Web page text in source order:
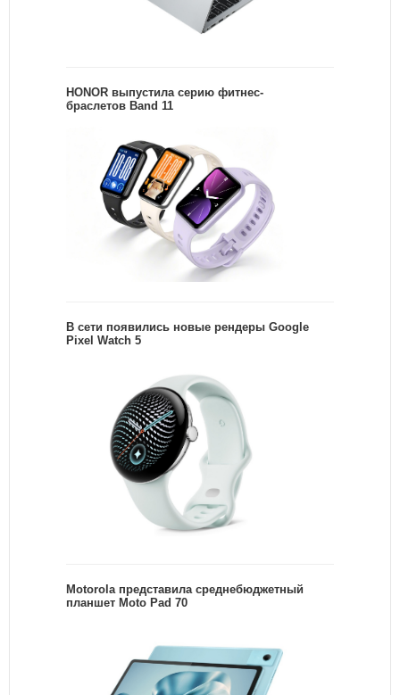
HONOR выпустила серию фитнес-
браслетов Band 11
В сети появились новые рендеры Google
Pixel Watch 5
Motorola представила среднебюджетный
планшет Moto Pad 70